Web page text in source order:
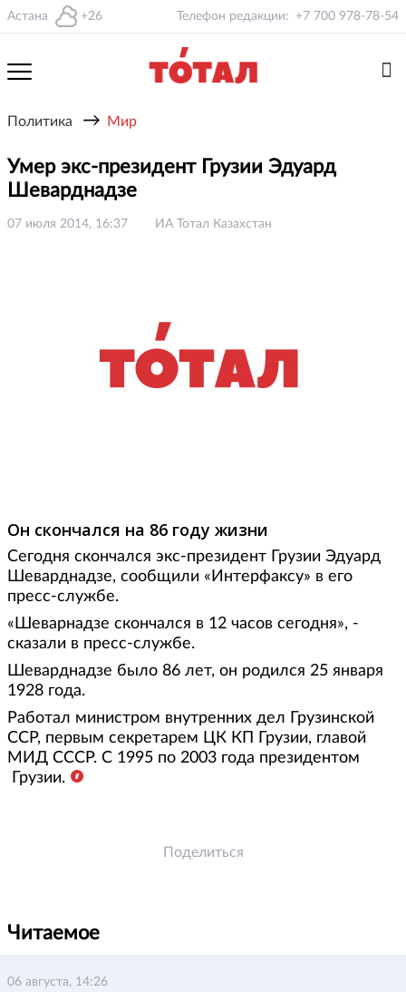
Астана +26 Телефон редакции: +7 700 978-78-54
Политика → Мир
Умер экс-президент Грузии Эдуард
Шеварднадзе
07 июля 2014, 16:37 ИА Тотал Казахстан
Он скончался на 86 году жизни
Сегодня скончался экс-президент Грузии Эдуард
Шеварднадзе, сообщили «Интерфаксу» в его
пресс-службе.
«Шеварнадзе скончался в 12 часов сегодня», -
сказали в пресс-службе.
Шеварднадзе было 86 лет, он родился 25 января
1928 года.
Работал министром внутренних дел Грузинской
ССР, первым секретарем ЦК КП Грузии, главой
МИД СССР. С 1995 по 2003 года президентом
Грузии.
Поделиться
Читаемое
06 августа, 14:26